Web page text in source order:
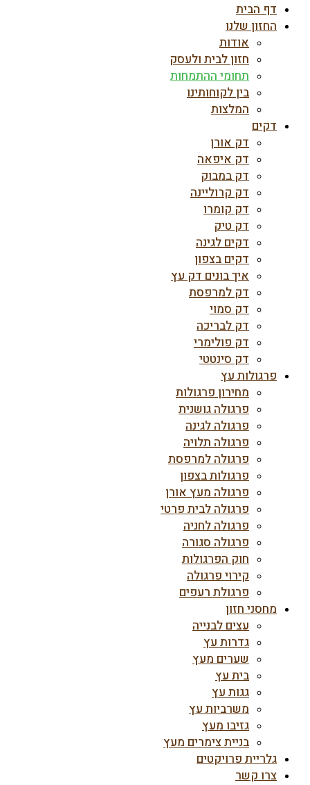
דף הבית
החזון שלנו
אודות
חזון לבית ולעסק
תחומי ההתמחות
בין לקוחותינו
המלצות
דקים
דק אורן
דק איפאה
דק במבוק
דק קרוליינה
דק קומרו
דק טיק
דקים לגינה
דקים בצפון
איך בונים דק עץ
דק למרפסת
דק סמוי
דק לבריכה
דק פולימרי
דק סינטטי
פרגולות עץ
מחירון פרגולות
פרגולה גושנית
פרגולה לגינה
פרגולה תלויה
פרגולה למרפסת
פרגולות בצפון
פרגולה מעץ אורן
פרגולה לבית פרטי
פרגולה לחניה
פרגולה סגורה
חוק הפרגולות
קירוי פרגולה
פרגולת רעפים
מחסני חזון
עצים לבנייה
גדרות עץ
שערים מעץ
בית עץ
גגות עץ
משרביות עץ
גזיבו מעץ
בניית צימרים מעץ
גלריית פרויקטים
צרו קשר